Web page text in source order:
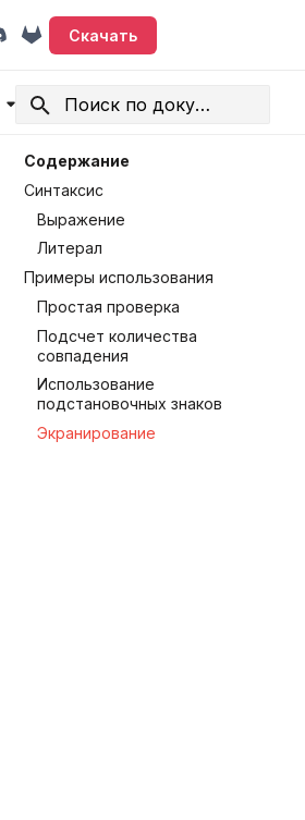
Скачать
Содержание
Синтаксис
Выражение
Литерал
Примеры использования
Простая проверка
Подсчет количества
совпадения
Использование
подстановочных знаков
Экранирование